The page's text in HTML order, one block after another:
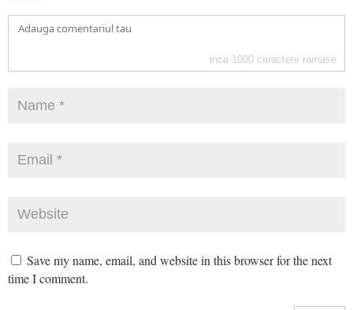
inca 1000 caractere ramase
Save my name, email, and website in this browser for the next
time I comment.